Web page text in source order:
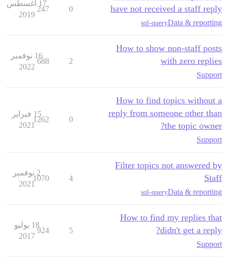
have not received a staff reply
Data & reporting
sql-query
0
247
17 أغسطس
2019
How to show non-staff posts
with zero replies
Support
2
688
16 نوفمبر
2022
How to find topics without a
reply from someone other than
the topic owner?
Support
0
1262
15 فبراير
2021
Filter topics not answered by
Staff
Data & reporting
sql-query
4
1070
2 نوفمبر
2021
How to find my replies that
didn't get a reply?
Support
5
924
18 يوليو
2017